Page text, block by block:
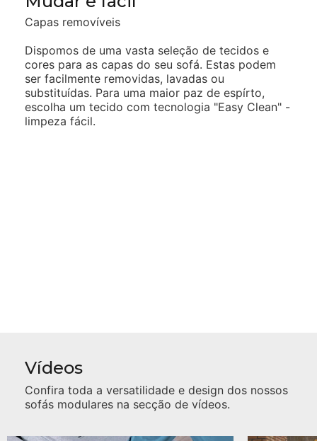
Capas removíveis
Dispomos de uma vasta seleção de tecidos e
cores para as capas do seu sofá. Estas podem
ser facilmente removidas, lavadas ou
substituídas. Para uma maior paz de espírto,
escolha um tecido com tecnologia "Easy Clean" -
limpeza fácil.
Vídeos
Confira toda a versatilidade e design dos nossos
sofás modulares na secção de vídeos.